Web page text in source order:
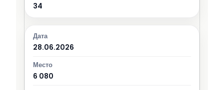
34
28.06.2026
6 080